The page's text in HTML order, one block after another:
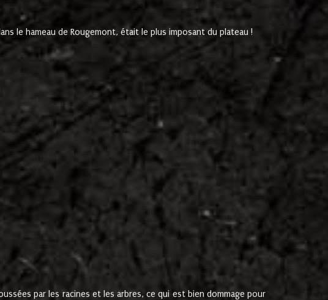
le hameau de Rougemont, était le plus imposant du plateau !
par les racines et les arbres, ce qui est bien dommage pour